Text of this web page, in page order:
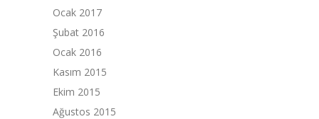
Ocak 2017
Şubat 2016
Ocak 2016
Kasım 2015
Ekim 2015
Ağustos 2015